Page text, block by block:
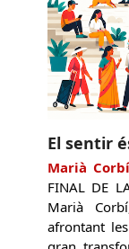
El sentir
Marià Corbí
FINAL DE
Marià
afrontant